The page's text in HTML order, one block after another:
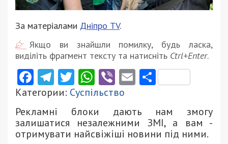
За матеріалами Дніпро ТV.
Якщо ви знайшли помилку, будь ласка,
виділіть фрагмент тексту та натисніть Ctrl+Enter.
Facebook
Telegram
Twitter
WhatsApp
ViberEmail
Категории: Суспільство
Рекламні блоки дають нам змогу
залишатися незалежними ЗМІ, а вам -
отримувати найсвіжіші новини під ними.